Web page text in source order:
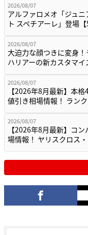
2026/08/07
アルファロメオ「ジュ
ト スペチアーレ」登場
2026/08/07
大迫力な顔つきに変身
ハリアーの新カスタマイ
2026/08/07
【2026年8月最新】本
値引き相場情報！ ラン
2026/08/07
【2026年8月最新】コ
場情報！ ヤリスクロス